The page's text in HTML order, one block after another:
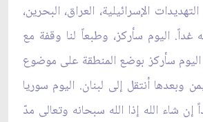
الإسرائيلية، العراق، البحرين،
غداً. اليوم سأركز، وطبعاً لنا وقفة مع
سأركز بوضع المنطقة على موضوع
وبعدها أنتقل إلى لبنان. اليوم سوريا
إن شاء الله إذا الله سبحانه وتعالى مدّ